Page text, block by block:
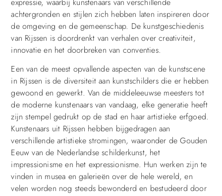
achtergronden en stijlen zich hebben laten inspireren door
de omgeving en de gemeenschap. De kunstgeschiedenis
van Rijssen is doordrenkt van verhalen over creativiteit,
innovatie en het doorbreken van conventies.
Een van de meest opvallende aspecten van de kunstscene
in Rijssen is de diversiteit aan kunstschilders die er hebben
gewoond en gewerkt. Van de middeleeuwse meesters tot
de moderne kunstenaars van vandaag, elke generatie heeft
zijn stempel gedrukt op de stad en haar artistieke erfgoed.
Kunstenaars uit Rijssen hebben bijgedragen aan
verschillende artistieke stromingen, waaronder de Gouden
Eeuw van de Nederlandse schilderkunst, het
impressionisme en het expressionisme. Hun werken zijn te
vinden in musea en galerieën over de hele wereld, en
velen worden nog steeds bewonderd en bestudeerd door